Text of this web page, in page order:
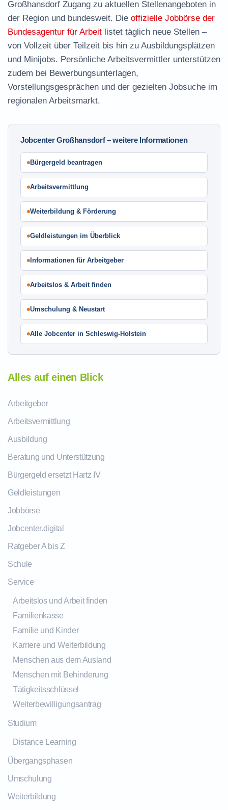
Großhansdorf Zugang zu aktuellen Stellenangeboten in
der Region und bundesweit. Die offizielle Jobbörse der
Bundesagentur für Arbeit listet täglich neue Stellen –
von Vollzeit über Teilzeit bis hin zu Ausbildungsplätzen
und Minijobs. Persönliche Arbeitsvermittler unterstützen
zudem bei Bewerbungsunterlagen,
Vorstellungsgesprächen und der gezielten Jobsuche im
regionalen Arbeitsmarkt.
Jobcenter Großhansdorf – weitere Informationen
Bürgergeld beantragen
Arbeitsvermittlung
Weiterbildung & Förderung
Geldleistungen im Überblick
Informationen für Arbeitgeber
Arbeitslos & Arbeit finden
Umschulung & Neustart
Alle Jobcenter in Schleswig-Holstein
Alles auf einen Blick
Arbeitgeber
Arbeitsvermittlung
Ausbildung
Beratung und Unterstützung
Bürgergeld ersetzt Hartz IV
Geldleistungen
Jobbörse
Jobcenter.digital
Ratgeber A bis Z
Schule
Service
Arbeitslos und Arbeit finden
Familienkasse
Familie und Kinder
Karriere und Weiterbildung
Menschen aus dem Ausland
Menschen mit Behinderung
Tätigkeitsschlüssel
Weiterbewilligungsantrag
Studium
Distance Learning
Übergangsphasen
Umschulung
Weiterbildung